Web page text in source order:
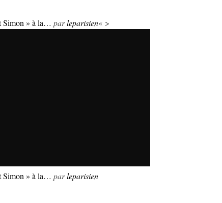
Simon » à la… parleparisien« >
Simon » à la… parleparisien